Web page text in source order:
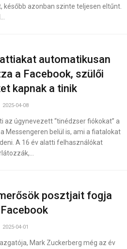
később azonban szinte teljesen eltűnt.
automatikusan
a Facebook, szülői
kapnak a tinik
2025-04-08
az úgynevezett “tinédzser fiókokat” a
Messengeren belül is, ami a fiatalokat
A 16 év alatti felhasználókat
posztjait fogja
2025-04-01
Mark Zuckerberg még az év